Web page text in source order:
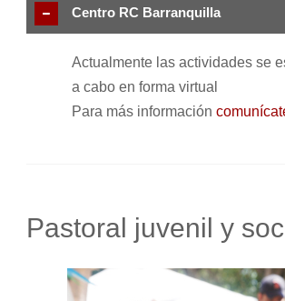
Centro RC Barranquilla
Actualmente las actividades se
a cabo en forma virtual
Para más información
Pastoral juvenil y